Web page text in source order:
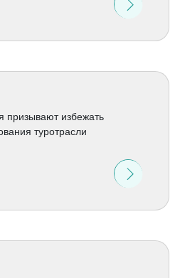
призывают избежать
туротрасли